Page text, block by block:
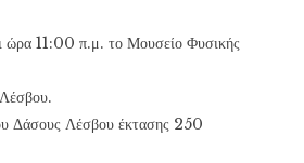
ώρα 11:00 π.μ. το Μουσείο Φυσικής
Δάσους Λέσβου έκτασης 250